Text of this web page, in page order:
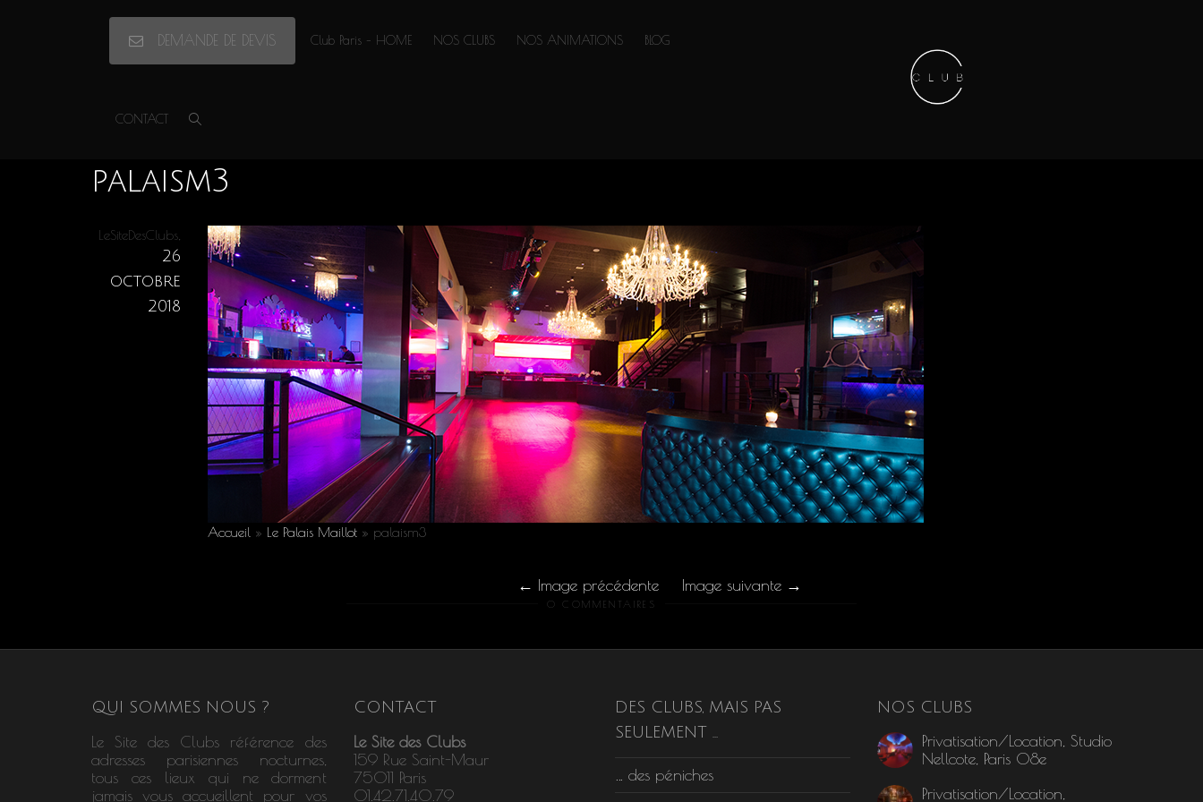
DEMANDE DE DEVIS Club Paris – HOME NOS CLUBS NOS ANIMATIONS BLOG
CONTACT
01.42.71.40.79
palaism3
LeSiteDesClubs
26
octobre
2018
Accueil » Le Palais Maillot » palaism3
Image précédente Image suivante
0 COMMENTAIRES
QUI SOMMES NOUS ?
Le Site des Clubs référence des
adresses parisiennes nocturnes,
tous ces lieux qui ne dorment
jamais vous accueillent pour vos
CONTACT
Le Site des Clubs
159 Rue Saint-Maur
75011 Paris
01.42.71.40.79
DES CLUBS, MAIS PAS
SEULEMENT …
… des péniches
NOS CLUBS
Privatisation/Location, Studio
Nellcote, Paris 08e
Privatisation/Location,